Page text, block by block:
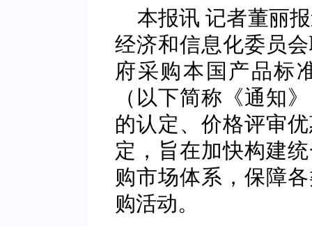
本报讯 记者董丽
经济和信息化委员
府采购本国产品标
（以下简称《通知
的认定、价格评审
定，旨在加快构建
购市场体系，保障
购活动。